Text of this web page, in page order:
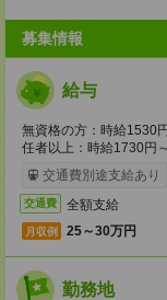
募集情報
給与
無資格の方：時給1530
任者以上：時給1730円
交通費別途支給あり
交通費 全額支給
月収例 25～30万円
勤務地